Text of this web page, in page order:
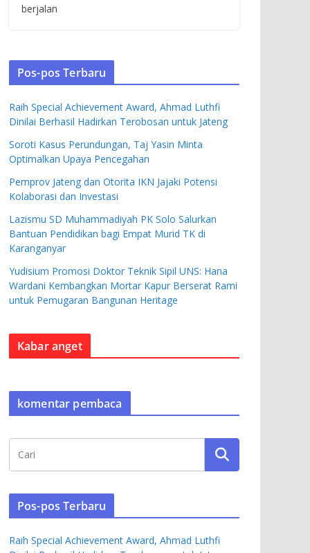
berjalan
Pos-pos Terbaru
Raih Special Achievement Award, Ahmad Luthfi
Dinilai Berhasil Hadirkan Terobosan untuk Jateng
Soroti Kasus Perundungan, Taj Yasin Minta
Optimalkan Upaya Pencegahan
Pemprov Jateng dan Otorita IKN Jajaki Potensi
Kolaborasi dan Investasi
Lazismu SD Muhammadiyah PK Solo Salurkan
Bantuan Pendidikan bagi Empat Murid TK di
Karanganyar
Yudisium Promosi Doktor Teknik Sipil UNS: Hana
Wardani Kembangkan Mortar Kapur Berserat Rami
untuk Pemugaran Bangunan Heritage
Kabar anget
komentar pembaca
Pos-pos Terbaru
Raih Special Achievement Award, Ahmad Luthfi